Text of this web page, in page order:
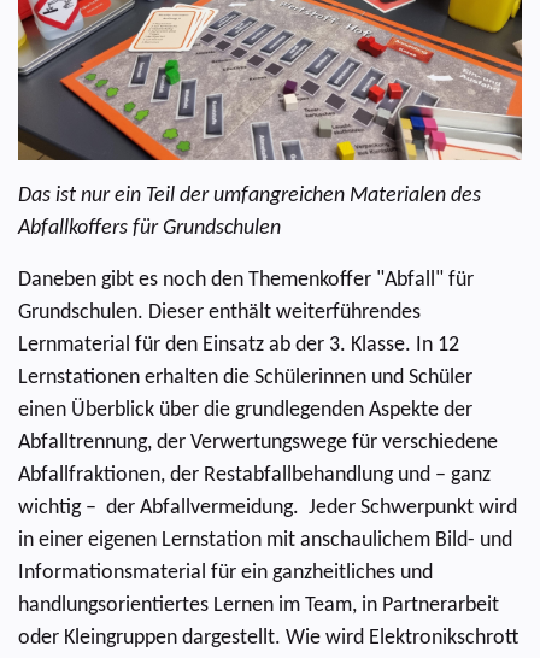
Das ist nur ein Teil der umfangreichen Materialen des
Abfallkoffers für Grundschulen
Daneben gibt es noch den Themenkoffer "Abfall" für
Grundschulen. Dieser enthält weiterführendes
Lernmaterial für den Einsatz ab der 3. Klasse. In 12
Lernstationen erhalten die Schülerinnen und Schüler
einen Überblick über die grundlegenden Aspekte der
Abfalltrennung, der Verwertungswege für verschiedene
Abfallfraktionen, der Restabfallbehandlung und – ganz
wichtig – der Abfallvermeidung. Jeder Schwerpunkt wird
in einer eigenen Lernstation mit anschaulichem Bild- und
Informationsmaterial für ein ganzheitliches und
handlungsorientiertes Lernen im Team, in Partnerarbeit
oder Kleingruppen dargestellt. Wie wird Elektronikschrott